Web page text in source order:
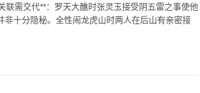
需交代**：罗天大醮时张灵玉接受阴五雷之事使他
十分隐秘。全性闹龙虎山时两人在后山有亲密接